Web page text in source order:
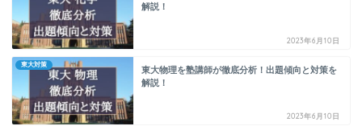
解説！
2023年6月10日
東大対策
東大物理を塾講師が徹底分析！出題傾向と対策を
解説！
2023年6月10日